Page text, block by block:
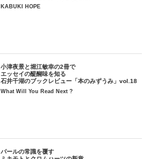
KABUKI HOPE
小津夜景と堀江敏幸の2冊で
エッセイの醍醐味を知る
石井千湖のブックレビュー「本のみずうみ」vol.18
What Will You Read Next ?
パールの常識を覆す